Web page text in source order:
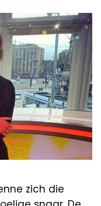
zich die